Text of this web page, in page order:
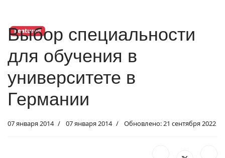
Featured
Выбор специальности
для обучения в
университете в
Германии
07 января 2014 07 января 2014 Обновлено: 21 сентября 2022